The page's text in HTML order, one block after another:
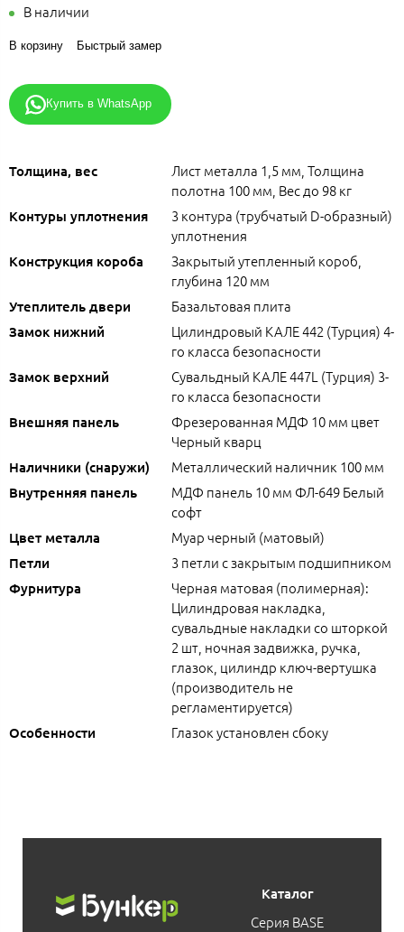
В наличии
В корзину Быстрый замер
Купить в WhatsApp
Толщина, вес
Лист металла 1,5 мм, Толщина
полотна 100 мм, Вес до 98 кг
Контуры уплотнения
3 контура (трубчатый D-образный)
уплотнения
Конструкция короба
Закрытый утепленный короб,
глубина 120 мм
Утеплитель двери Базальтовая плита
Замок нижний
Цилиндровый КАЛЕ 442 (Турция) 4-
го класса безопасности
Замок верхний
Сувальдный КАЛЕ 447L (Турция) 3-
го класса безопасности
Внешняя панель
Фрезерованная МДФ 10 мм цвет
Черный кварц
Наличники (снаружи) Металлический наличник 100 мм
Внутренняя панель
МДФ панель 10 мм ФЛ-649 Белый
софт
Цвет металла Муар черный (матовый)
Петли 3 петли с закрытым подшипником
Фурнитура
Черная матовая (полимерная):
Цилиндровая накладка,
сувальдные накладки со шторкой
2 шт, ночная задвижка, ручка,
глазок, цилиндр ключ-вертушка
(производитель не
регламентируется)
Особенности Глазок установлен сбоку
Каталог
Серия BASE